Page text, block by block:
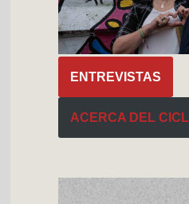
ENTREVISTAS
ACERCA DEL